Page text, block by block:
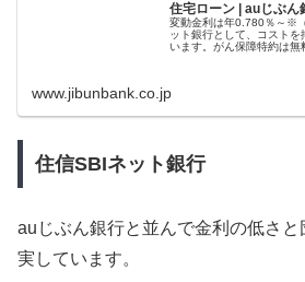
住宅ローン | auじぶん
変動金利は年0.780％～※
ット銀行として、コスト
います。がん保障特約は無
www.jibunbank.co.jp
住信SBIネット銀行
auじぶん銀行と並んで金利の低さ
実しています。